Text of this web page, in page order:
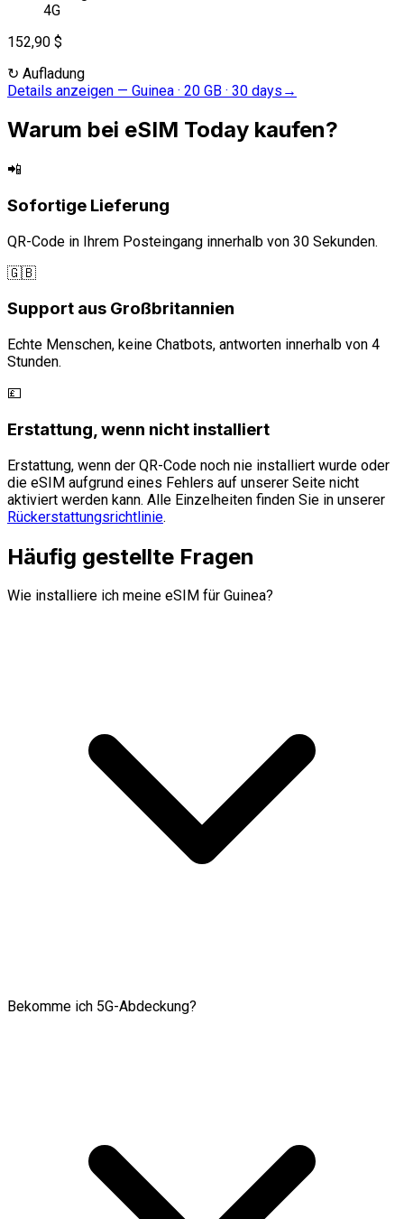
4G
152,90 $
↻ Aufladung
Details anzeigen — Guinea · 20 GB · 30 days →
Warum bei eSIM Today kaufen?
📲
Sofortige Lieferung
QR-Code in Ihrem Posteingang innerhalb von 30 Sekunden.
🇬🇧
Support aus Großbritannien
Echte Menschen, keine Chatbots, antworten innerhalb von 4
Stunden.
💷
Erstattung, wenn nicht installiert
Erstattung, wenn der QR-Code noch nie installiert wurde oder
die eSIM aufgrund eines Fehlers auf unserer Seite nicht
aktiviert werden kann. Alle Einzelheiten finden Sie in unserer
Rückerstattungsrichtlinie.
Häufig gestellte Fragen
Wie installiere ich meine eSIM für Guinea?
Bekomme ich 5G-Abdeckung?